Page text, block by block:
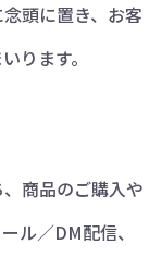
頭に置き、お客
ります。
商品のご購入や
ル／DM配信、